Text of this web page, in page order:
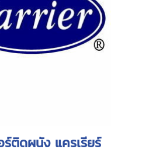
ร์ติดผนัง แครเรียร์